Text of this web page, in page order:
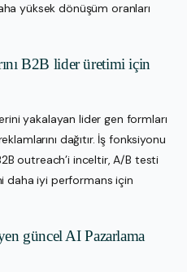
yüksek dönüşüm oranları
B2B lider üretimi için
yakalayan lider gen formları
dağıtır. İş fonksiyonu
outreach’i inceltir, A/B testi
daha iyi performans için
güncel AI Pazarlama